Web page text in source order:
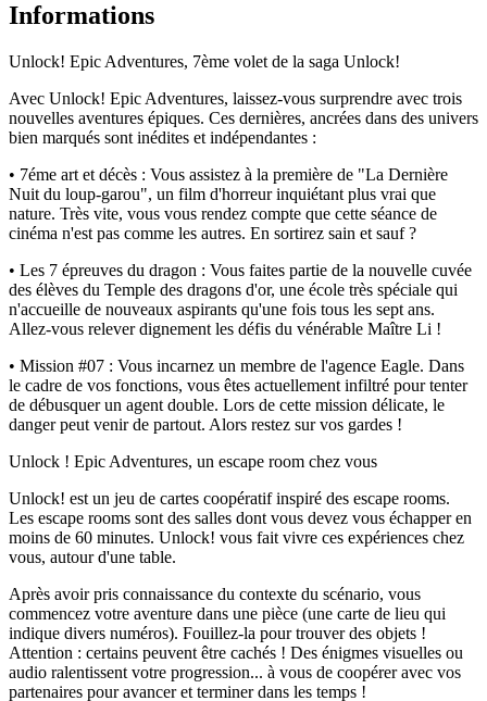
Informations
Unlock! Epic Adventures, 7ème volet de la saga Unlock!
Avec Unlock! Epic Adventures, laissez-vous surprendre avec trois
nouvelles aventures épiques. Ces dernières, ancrées dans des univers
bien marqués sont inédites et indépendantes :
• 7éme art et décès : Vous assistez à la première de "La Dernière
Nuit du loup-garou", un film d'horreur inquiétant plus vrai que
nature. Très vite, vous vous rendez compte que cette séance de
cinéma n'est pas comme les autres. En sortirez sain et sauf ?
• Les 7 épreuves du dragon : Vous faites partie de la nouvelle cuvée
des élèves du Temple des dragons d'or, une école très spéciale qui
n'accueille de nouveaux aspirants qu'une fois tous les sept ans.
Allez-vous relever dignement les défis du vénérable Maître Li !
• Mission #07 : Vous incarnez un membre de l'agence Eagle. Dans
le cadre de vos fonctions, vous êtes actuellement infiltré pour tenter
de débusquer un agent double. Lors de cette mission délicate, le
danger peut venir de partout. Alors restez sur vos gardes !
Unlock ! Epic Adventures, un escape room chez vous
Unlock! est un jeu de cartes coopératif inspiré des escape rooms.
Les escape rooms sont des salles dont vous devez vous échapper en
moins de 60 minutes. Unlock! vous fait vivre ces expériences chez
vous, autour d'une table.
Après avoir pris connaissance du contexte du scénario, vous
commencez votre aventure dans une pièce (une carte de lieu qui
indique divers numéros). Fouillez-la pour trouver des objets !
Attention : certains peuvent être cachés ! Des énigmes visuelles ou
audio ralentissent votre progression... à vous de coopérer avec vos
partenaires pour avancer et terminer dans les temps !